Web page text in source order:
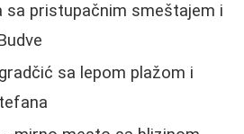
sa pristupačnim smeštajem i
sa lepom plažom i